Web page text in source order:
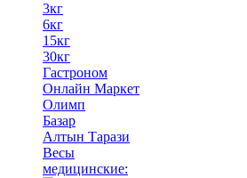
3кг
6кг
15кг
30кг
Гастроном
Онлайн Маркет
Олимп
Базар
Алтын Тарази
Весы
медицинские: